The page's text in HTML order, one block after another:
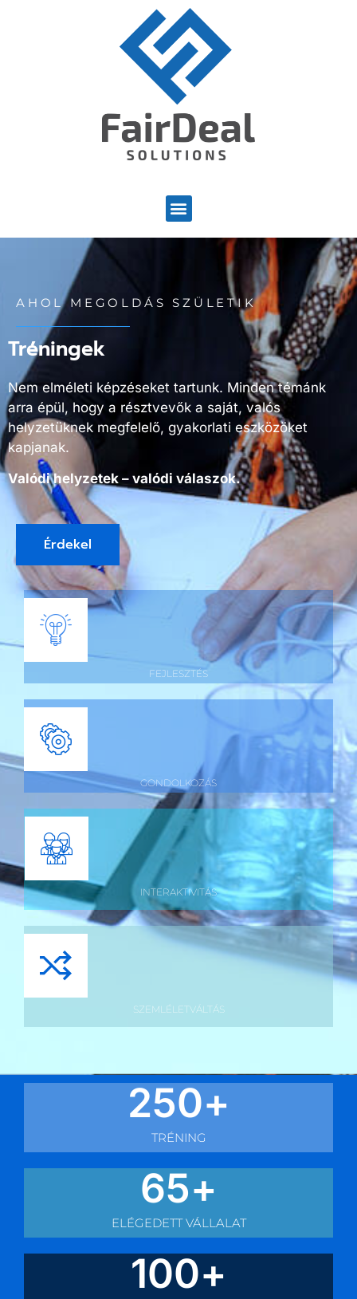
AHOL MEGOLDÁS SZÜLETIK
Tréningek
Nem elméleti képzéseket tartunk. Minden témánk
arra épül, hogy a résztvevők a saját, valós
helyzetüknek megfelelő, gyakorlati eszközöket
kapjanak.
Valódi helyzetek – valódi válaszok.
Érdekel
FEJLESZTÉS
GONDOLKOZÁS
INTERAKTIVITÁS
SZEMLÉLETVÁLTÁS
TRÉNING
250+
ELÉGEDETT VÁLLALAT
65+
100+